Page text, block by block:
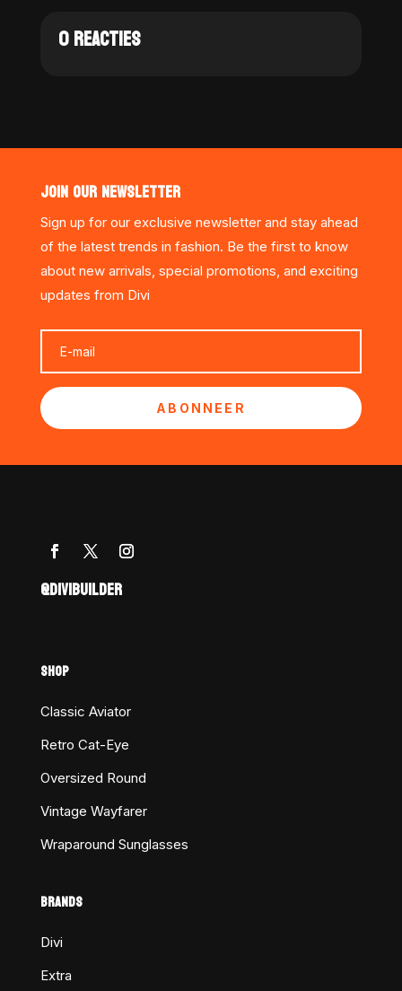
0 REACTIES
JOIN OUR NEWSLETTER
Sign up for our exclusive newsletter and stay ahead
of the latest trends in fashion. Be the first to know
about new arrivals, special promotions, and exciting
updates from Divi
ABONNEER
@DIVIBUILDER
SHOP
Classic Aviator
Retro Cat-Eye
Oversized Round
Vintage Wayfarer
Wraparound Sunglasses
BRANDS
Divi
Extra